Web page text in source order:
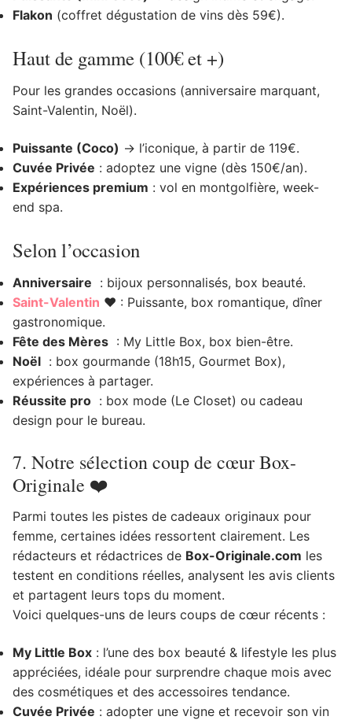
Flakon (coffret dégustation de vins dès 59€).
Haut de gamme (100€ et +)
Pour les grandes occasions (anniversaire marquant,
Saint-Valentin, Noël).
Puissante (Coco) → l’iconique, à partir de 119€.
Cuvée Privée : adoptez une vigne (dès 150€/an).
Expériences premium : vol en montgolfière, week-
end spa.
Selon l’occasion
Anniversaire : bijoux personnalisés, box beauté.
Saint-Valentin ❤️ : Puissante, box romantique, dîner
gastronomique.
Fête des Mères : My Little Box, box bien-être.
Noël : box gourmande (18h15, Gourmet Box),
expériences à partager.
Réussite pro : box mode (Le Closet) ou cadeau
design pour le bureau.
7. Notre sélection coup de cœur Box-
Originale ❤️
Parmi toutes les pistes de cadeaux originaux pour
femme, certaines idées ressortent clairement. Les
rédacteurs et rédactrices de Box-Originale.com les
testent en conditions réelles, analysent les avis clients
et partagent leurs tops du moment.
Voici quelques-uns de leurs coups de cœur récents :
My Little Box : l’une des box beauté & lifestyle les plus
appréciées, idéale pour surprendre chaque mois avec
des cosmétiques et des accessoires tendance.
Cuvée Privée : adopter une vigne et recevoir son vin